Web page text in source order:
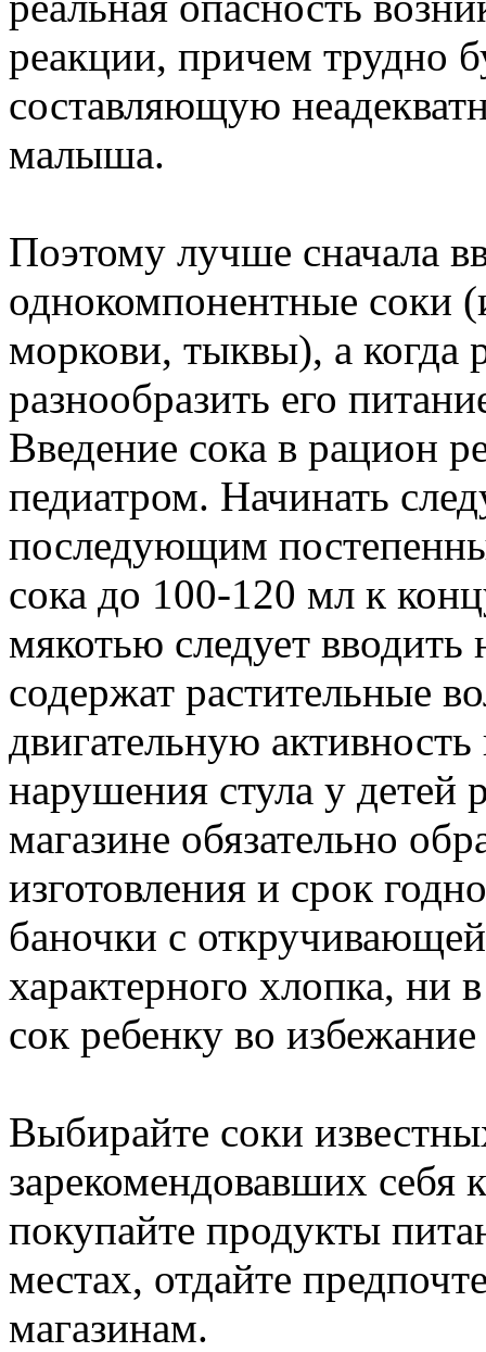
реакции, причем трудно
составляющую
малыша.
Поэтому лучше сначала
однокомпонентные соки
моркови, тыквы), а когда
разнообразить его
Введение сока в рацион
педиатром. Начинать
последующим
сока до 100-120 мл к
мякотью следует
содержат растительные
двигательную
нарушения стула у детей
магазине обязательно
изготовления и срок
баночки с
характерного хлопка, ни
сок ребенку во
Выбирайте соки
зарекомендовавших себя
покупайте продукты
местах, отдайте
магазинам.